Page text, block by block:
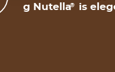
g Nutella® is